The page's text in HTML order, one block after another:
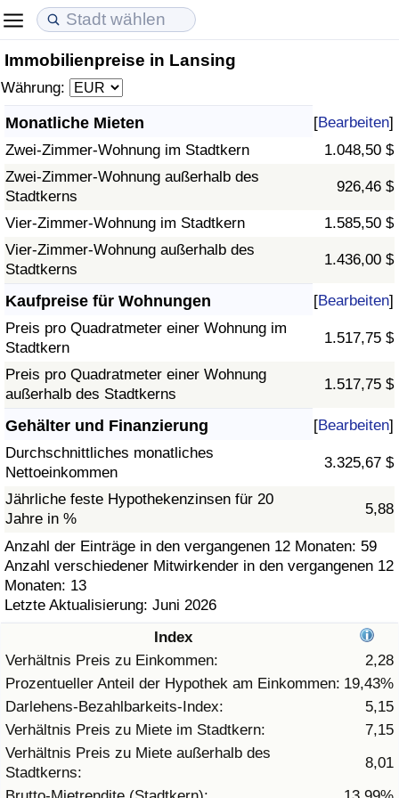
Immobilienpreise in Lansing
Währung:
Monatliche Mieten [Bearbeiten]
Zwei-Zimmer-Wohnung im Stadtkern
1.048,50 $
Zwei-Zimmer-Wohnung außerhalb des
Stadtkerns
926,46 $
Vier-Zimmer-Wohnung im Stadtkern
1.585,50 $
Vier-Zimmer-Wohnung außerhalb des
Stadtkerns
1.436,00 $
Kaufpreise für Wohnungen [Bearbeiten]
Preis pro Quadratmeter einer Wohnung im
Stadtkern
1.517,75 $
Preis pro Quadratmeter einer Wohnung
außerhalb des Stadtkerns
1.517,75 $
Gehälter und Finanzierung [Bearbeiten]
Durchschnittliches monatliches
Nettoeinkommen
3.325,67 $
Jährliche feste Hypothekenzinsen für 20
Jahre in %
5,88
Anzahl der Einträge in den vergangenen 12 Monaten: 59
Anzahl verschiedener Mitwirkender in den vergangenen 12
Monaten: 13
Letzte Aktualisierung: Juni 2026
Index
Verhältnis Preis zu Einkommen:
2,28
Prozentueller Anteil der Hypothek am Einkommen: 19,43%
Darlehens-Bezahlbarkeits-Index:
5,15
Verhältnis Preis zu Miete im Stadtkern:
7,15
Verhältnis Preis zu Miete außerhalb des
Stadtkerns:
8,01
Lebenshaltungskosten
Lebenshaltungskosten-Index (aktuell)
Lebenshaltungskosten-Index
Lebenshaltungskosten-Index nach Land
in Akaba
Immobilienpreise
Immobilienpreis-Index (aktuell)
Immobilienpreis-Index
Immobilienpreis-Index nach Land
Lebensqualität
Lebensqualität-Index
Lebensqualität-Index (aktuell)
Lebensqualitätsindex nach Land
Kriminalität
Kriminalitäts-Index (aktuell)
Kriminalitäts-Index
Kriminalitätsindex nach Land
Gesundheitsversorgung
Gesundheitsversorgungs-Index (aktuell)
Gesundheitsversorgungs-Index
Gesundheitsversorgungs-Index nach Land
Umweltverschmutzung
Umweltverschmutzungs-Index (aktuell)
Verschmutzungsindex
Umweltverschmutzungs-Index nach Land
Verkehr